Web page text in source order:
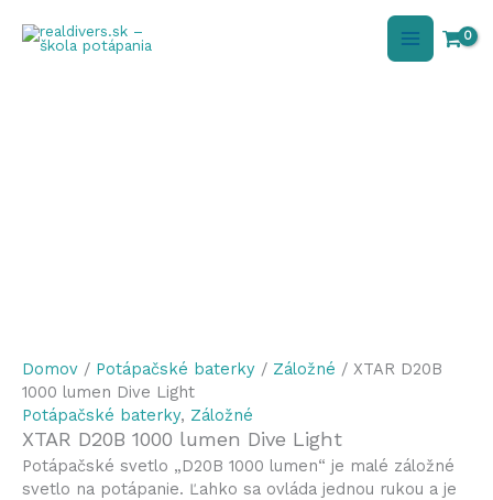
obsah
Domov / Potápačské baterky / Záložné / XTAR D20B
1000 lumen Dive Light
Potápačské baterky, Záložné
XTAR D20B 1000 lumen Dive Light
Potápačské svetlo „D20B 1000 lumen“ je malé záložné
svetlo na potápanie. Ľahko sa ovláda jednou rukou a je